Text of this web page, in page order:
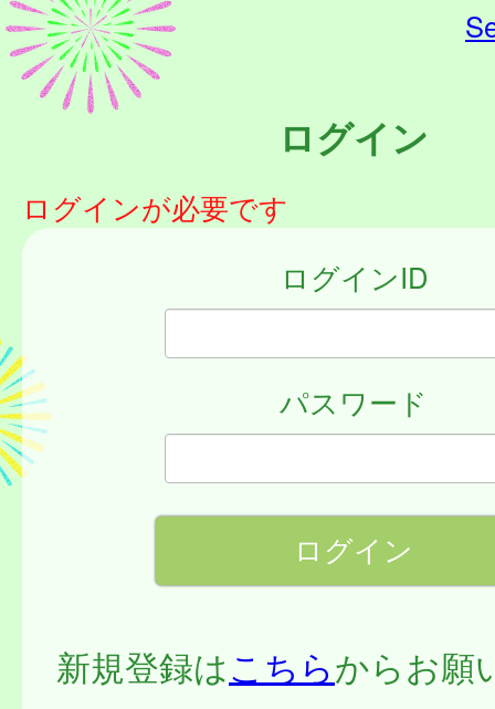
ログイン
ログインが必要です
ログインID
パスワード
新規登録はこちらからお願